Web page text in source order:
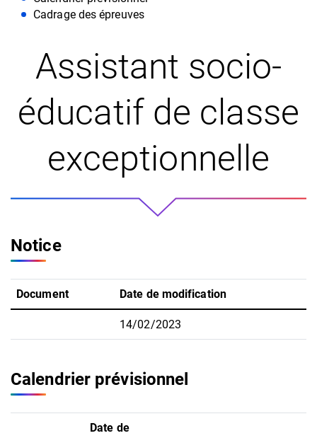
Cadrage des épreuves
Assistant socio-
éducatif de classe
exceptionnelle
Notice
Document Date de modification
14/02/2023
Calendrier prévisionnel
Date de